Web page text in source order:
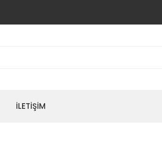
İLETİŞİM